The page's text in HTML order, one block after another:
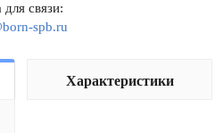
связи:
spb.ru
Характеристики